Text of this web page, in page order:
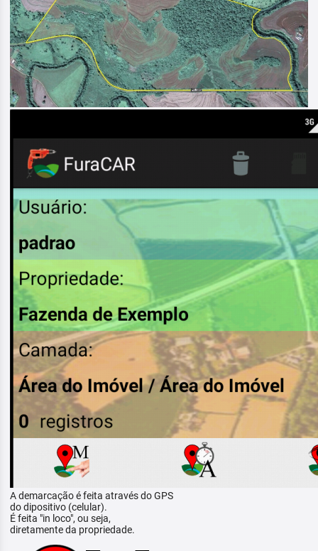
A demarcação é feita através do GPS
do dipositivo (celular).
É feita "in loco", ou seja,
diretamente da propriedade.